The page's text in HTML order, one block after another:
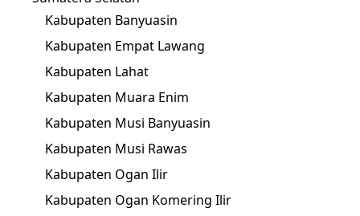
Kabupaten Banyuasin
Kabupaten Empat Lawang
Kabupaten Lahat
Kabupaten Muara Enim
Kabupaten Musi Banyuasin
Kabupaten Musi Rawas
Kabupaten Ogan Ilir
Kabupaten Ogan Komering Ilir